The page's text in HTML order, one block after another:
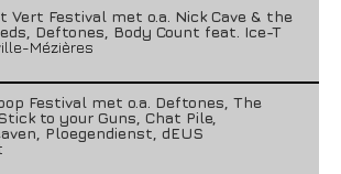
Vert Festival met o.a. Nick Cave & the
Deftones, Body Count feat. Ice-T
Mézières
Festival met o.a. Deftones, The
to your Guns, Chat Pile,
Ploegendienst, dEUS